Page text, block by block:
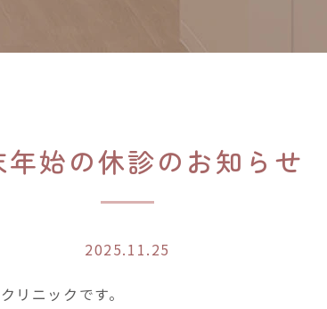
年始の休診のお知らせ
2025.11.25
リニックです。